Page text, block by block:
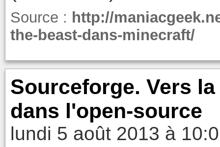
Source : http://
the-beast-dans-minecraft/
Sourceforge. Vers
dans l'open-source
lundi 5 août 2013 à